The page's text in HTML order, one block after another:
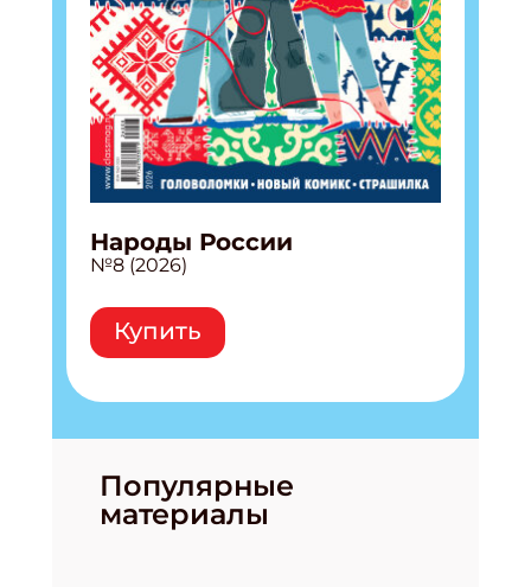
Народы России
№8 (2026)
Купить
Популярные
материалы